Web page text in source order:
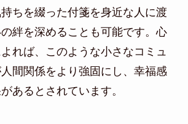
ちを綴った付箋を身近な人に渡
絆を深めることも可能です。心
れば、このような小さなコミュ
間関係をより強固にし、幸福感
あるとされています。